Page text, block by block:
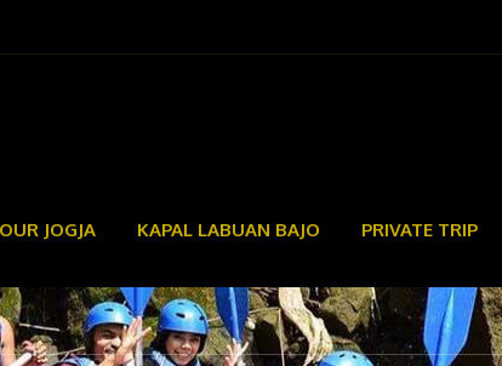
JOGJA KAPAL LABUAN BAJO PRIVATE TRIP